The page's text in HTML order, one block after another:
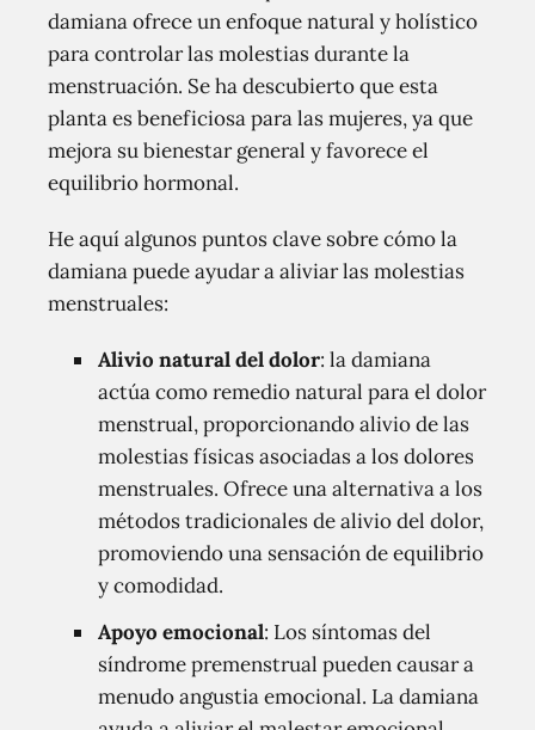
damiana ofrece un enfoque natural y holístico
para controlar las molestias durante la
menstruación. Se ha descubierto que esta
planta es beneficiosa para las mujeres, ya que
mejora su bienestar general y favorece el
equilibrio hormonal.
He aquí algunos puntos clave sobre cómo la
damiana puede ayudar a aliviar las molestias
menstruales:
Alivio natural del dolor: la damiana
actúa como remedio natural para el dolor
menstrual, proporcionando alivio de las
molestias físicas asociadas a los dolores
menstruales. Ofrece una alternativa a los
métodos tradicionales de alivio del dolor,
promoviendo una sensación de equilibrio
y comodidad.
Apoyo emocional: Los síntomas del
síndrome premenstrual pueden causar a
menudo angustia emocional. La damiana